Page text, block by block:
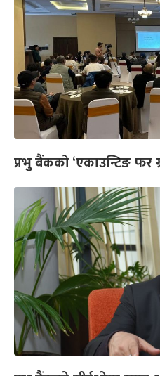
प्रभु बैंकको ‘एकाउन्टिङ फर